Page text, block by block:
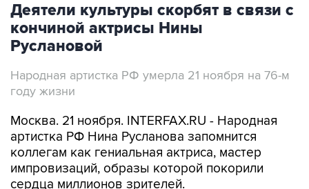
Деятели культуры скорбят в связи с
кончиной актрисы Нины
Руслановой
Народная артистка РФ умерла 21 ноября на 76-м
году жизни
Москва. 21 ноября. INTERFAX.RU - Народная
артистка РФ Нина Русланова запомнится
коллегам как гениальная актриса, мастер
импровизаций, образы которой покорили
сердца миллионов зрителей.